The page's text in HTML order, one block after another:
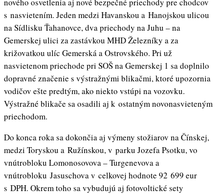
s nasvietením. Jeden medzi Havanskou a Hanojskou ulicou
na Sídlisku Ťahanovce, dva priechody na Juhu – na
Gemerskej ulici za zastávkou MHD Železníky a za
križovatkou ulíc Gemerská a Ostrovského. Pri už
nasvietenom priechode pri SOŠ na Gemerskej 1 sa doplnilo
dopravné značenie s výstražnými blikačmi, ktoré upozornia
vodičov ešte predtým, ako niekto vstúpi na vozovku.
Výstražné blikače sa osadili aj k ostatným novonasvieteným
priechodom.
Do konca roka sa dokončia aj výmeny stožiarov na Čínskej,
medzi Toryskou a Ružínskou, v parku Jozefa Psotku, vo
vnútrobloku Lomonosovova – Turgenevova a
vnútrobloku Jasuschova v celkovej hodnote 92 699 eur
s DPH. Okrem toho sa vybudujú aj fotovoltické sety